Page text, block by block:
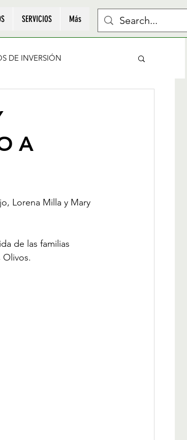
SERVICIOS Más
DE INVERSIÓN
A
Lorena Milla y Mary
de las familias